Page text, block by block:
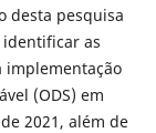
desta pesquisa
as
implementação
(ODS) em
2021, além de